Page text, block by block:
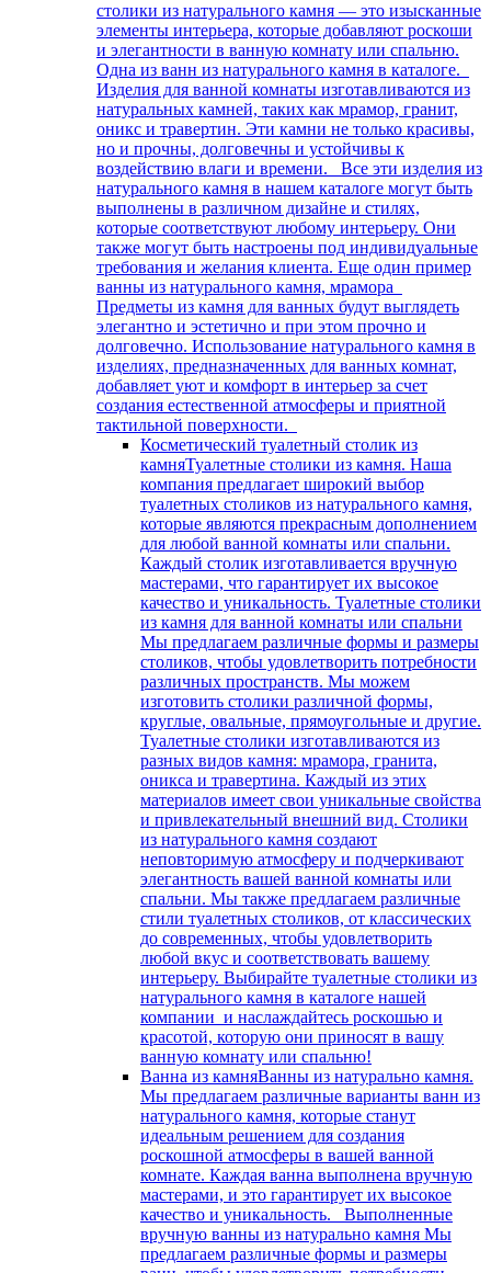
столики из натурального камня — это изысканные
элементы интерьера, которые добавляют роскоши
и элегантности в ванную комнату или спальню.
Одна из ванн из натурального камня в каталоге.
Изделия для ванной комнаты изготавливаются из
натуральных камней, таких как мрамор, гранит,
оникс и травертин. Эти камни не только красивы,
но и прочны, долговечны и устойчивы к
воздействию влаги и времени. Все эти изделия из
натурального камня в нашем каталоге могут быть
выполнены в различном дизайне и стилях,
которые соответствуют любому интерьеру. Они
также могут быть настроены под индивидуальные
требования и желания клиента. Еще один пример
ванны из натурального камня, мрамора
Предметы из камня для ванных будут выглядеть
элегантно и эстетично и при этом прочно и
долговечно. Использование натурального камня в
изделиях, предназначенных для ванных комнат,
добавляет уют и комфорт в интерьер за счет
создания естественной атмосферы и приятной
тактильной поверхности.
Косметический туалетный столик из
камняТуалетные столики из камня. Наша
компания предлагает широкий выбор
туалетных столиков из натурального камня,
которые являются прекрасным дополнением
для любой ванной комнаты или спальни.
Каждый столик изготавливается вручную
мастерами, что гарантирует их высокое
качество и уникальность. Туалетные столики
из камня для ванной комнаты или спальни
Мы предлагаем различные формы и размеры
столиков, чтобы удовлетворить потребности
различных пространств. Мы можем
изготовить столики различной формы,
круглые, овальные, прямоугольные и другие.
Туалетные столики изготавливаются из
разных видов камня: мрамора, гранита,
оникса и травертина. Каждый из этих
материалов имеет свои уникальные свойства
и привлекательный внешний вид. Столики
из натурального камня создают
неповторимую атмосферу и подчеркивают
элегантность вашей ванной комнаты или
спальни. Мы также предлагаем различные
стили туалетных столиков, от классических
до современных, чтобы удовлетворить
любой вкус и соответствовать вашему
интерьеру. Выбирайте туалетные столики из
натурального камня в каталоге нашей
компании и наслаждайтесь роскошью и
красотой, которую они приносят в вашу
ванную комнату или спальню!
Ванна из камняВанны из натурально камня.
Мы предлагаем различные варианты ванн из
натурального камня, которые станут
идеальным решением для создания
роскошной атмосферы в вашей ванной
комнате. Каждая ванна выполнена вручную
мастерами, и это гарантирует их высокое
качество и уникальность. Выполненные
вручную ванны из натурально камня Мы
предлагаем различные формы и размеры